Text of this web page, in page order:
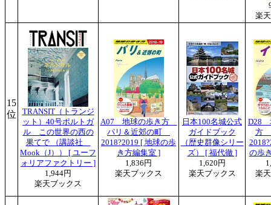
楽
15
位
TRANSIT（トランジ
ット）40号ポルトガ
ル この世界の西の
果てで （講談社
Mook（J）） [ ユーフ
ォリアファクトリー ]
1,944円
楽天ブックス
A07 地球の歩き方
パリ＆近郊の町
2018?2019 [ 地球の歩
き方編集室 ]
1,836円
楽天ブックス
日本100名城公式
ガイドブック
（歴史群像シリー
ズ） [ 福代徹 ]
1,620円
楽天ブックス
D28
方
の歩
楽